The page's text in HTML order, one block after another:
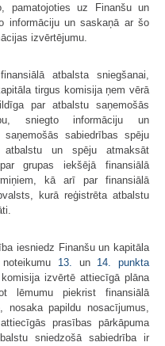
pamatojoties uz Finanšu un
informāciju un saskaņā ar šo
izvērtējumu.
atbalsta sniegšanai,
tirgus komisija ņem vērā
par atbalstu saņemošās
sniegto informāciju un
sabiedrības spēju
un spēju atmaksāt
grupas iekšējā finansiālā
kā arī par finansiālā
kurā reģistrēta atbalstu
iesniedz Finanšu un kapitāla
13. un 14. punkta
izvērtē attiecīgā plāna
lēmumu piekrist finansiālā
nosaka papildu nosacījumus,
prasības pārkāpuma
sniedzošā sabiedrība ir